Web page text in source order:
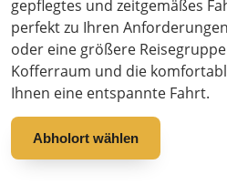
gepflegtes und zeitgemäßes
perfekt zu Ihren
oder eine größere
Kofferraum und die
Ihnen eine entspannte Fahrt.
Abholort wählen